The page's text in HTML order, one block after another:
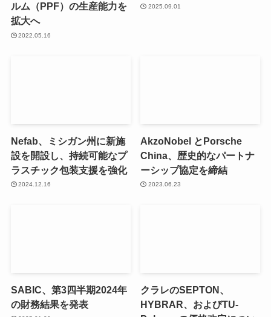
ルム（PPF）の生産能力を
拡大へ
2022.05.16
2025.09.01
Nefab、ミシガン州に新施
設を開設し、持続可能なプ
ラスチック包装支援を強化
2024.12.16
AkzoNobel とPorsche
China、歴史的なパートナ
ーシップ協定を締結
2023.06.23
SABIC、第3四半期2024年
の財務結果を発表
クラレのSEPTON、
HYBRAR、およびTU-